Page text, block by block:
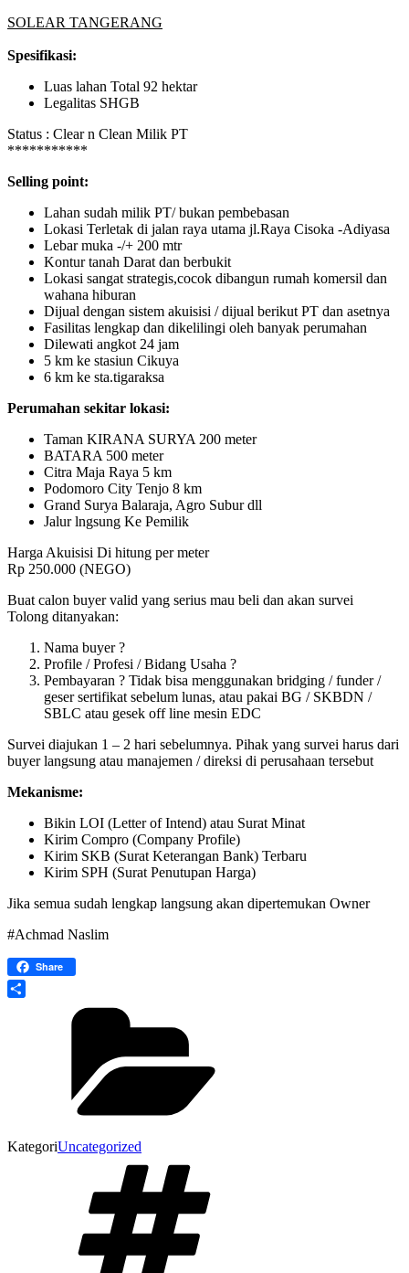
SOLEAR TANGERANG
Spesifikasi:
Luas lahan Total 92 hektar
Legalitas SHGB
Status : Clear n Clean Milik PT
***********
Selling point:
Lahan sudah milik PT/ bukan pembebasan
Lokasi Terletak di jalan raya utama jl.Raya Cisoka -Adiyasa
Lebar muka -/+ 200 mtr
Kontur tanah Darat dan berbukit
Lokasi sangat strategis,cocok dibangun rumah komersil dan
wahana hiburan
Dijual dengan sistem akuisisi / dijual berikut PT dan asetnya
Fasilitas lengkap dan dikelilingi oleh banyak perumahan
Dilewati angkot 24 jam
5 km ke stasiun Cikuya
6 km ke sta.tigaraksa
Perumahan sekitar lokasi:
Taman KIRANA SURYA 200 meter
BATARA 500 meter
Citra Maja Raya 5 km
Podomoro City Tenjo 8 km
Grand Surya Balaraja, Agro Subur dll
Jalur lngsung Ke Pemilik
Harga Akuisisi Di hitung per meter
Rp 250.000 (NEGO)
Buat calon buyer valid yang serius mau beli dan akan survei
Tolong ditanyakan:
Nama buyer ?
Profile / Profesi / Bidang Usaha ?
Pembayaran ? Tidak bisa menggunakan bridging / funder /
geser sertifikat sebelum lunas, atau pakai BG / SKBDN /
SBLC atau gesek off line mesin EDC
Survei diajukan 1 – 2 hari sebelumnya. Pihak yang survei harus dari
buyer langsung atau manajemen / direksi di perusahaan tersebut
Mekanisme:
Bikin LOI (Letter of Intend) atau Surat Minat
Kirim Compro (Company Profile)
Kirim SKB (Surat Keterangan Bank) Terbaru
Kirim SPH (Surat Penutupan Harga)
Jika semua sudah lengkap langsung akan dipertemukan Owner
#Achmad Naslim
Share
KategoriUncategorized